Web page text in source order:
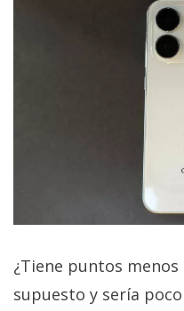
¿Tiene puntos
supuesto y sería